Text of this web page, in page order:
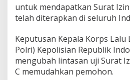
s
y
a
a
k
a
untuk mendapatkan Surat
telah diterapkan di seluruh
Keputusan Kepala Korps Lalu
Polri) Kepolisian Republik
mengubah lintasan uji Surat
C memudahkan pemohon.